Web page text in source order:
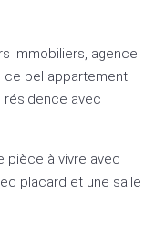
immobiliers, agence
ce bel appartement
résidence avec
pièce à vivre avec
placard et une salle